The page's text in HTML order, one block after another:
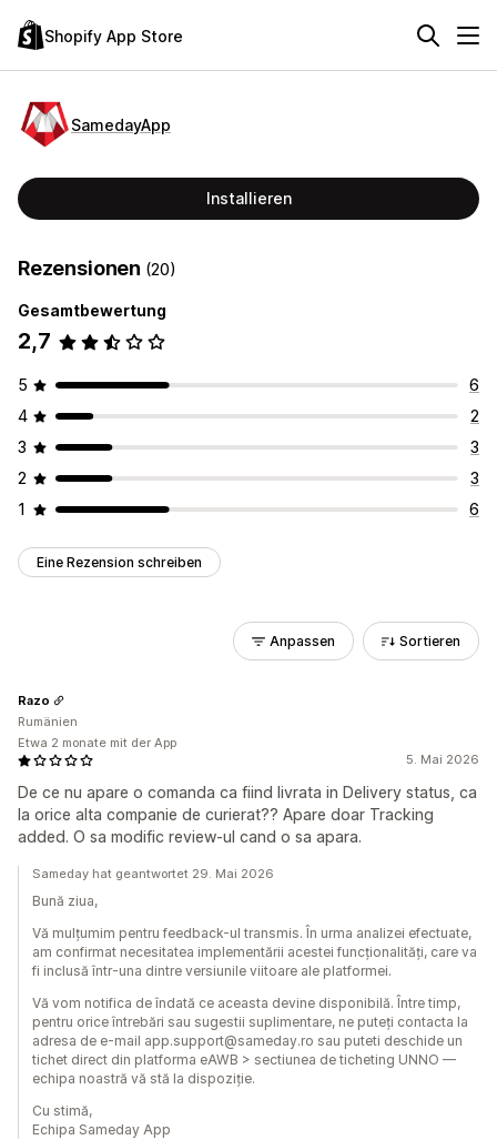
Shopify App Store
SamedayApp
Installieren
Rezensionen (20)
Gesamtbewertung
2,7
5
6
4
2
3
3
2
3
1
6
Eine Rezension schreiben
Anpassen Sortieren
5. Mai 2026
De ce nu apare o comanda ca fiind livrata in Delivery status, ca
la orice alta companie de curierat?? Apare doar Tracking
added. O sa modific review-ul cand o sa apara.
Razo
Rumänien
Etwa 2 monate mit der App
Sameday hat geantwortet 29. Mai 2026
Bună ziua,
Vă mulțumim pentru feedback-ul transmis. În urma analizei efectuate,
am confirmat necesitatea implementării acestei funcționalități, care va
fi inclusă într-una dintre versiunile viitoare ale platformei.
Vă vom notifica de îndată ce aceasta devine disponibilă. Între timp,
pentru orice întrebări sau sugestii suplimentare, ne puteți contacta la
adresa de e-mail app.support@sameday.ro sau puteti deschide un
tichet direct din platforma eAWB > sectiunea de ticheting UNNO —
echipa noastră vă stă la dispoziție.
Cu stimă,
Echipa Sameday App